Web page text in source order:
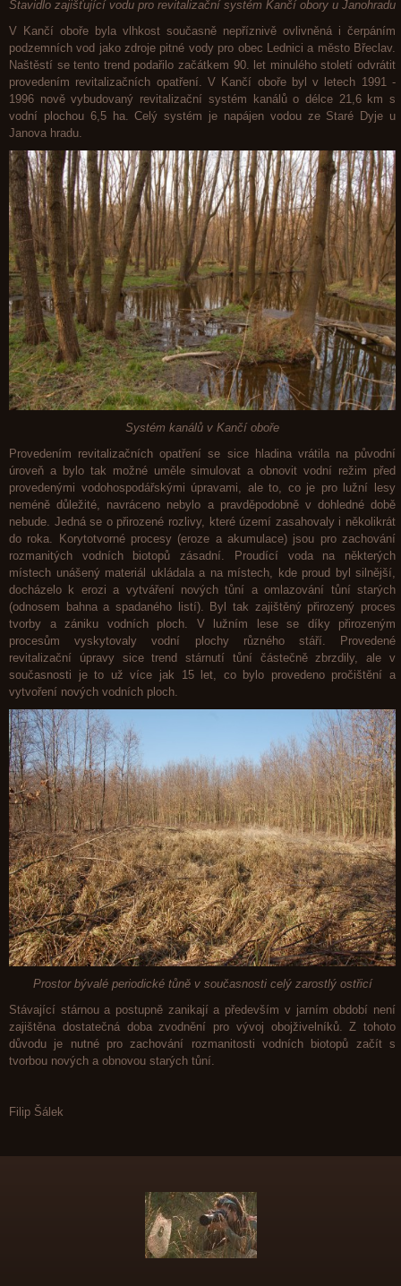
Stavidlo zajišťující vodu pro revitalizační systém Kančí obory u Janohradu
V Kančí oboře byla vlhkost současně nepříznivě ovlivněná i čerpáním
podzemních vod jako zdroje pitné vody pro obec Lednici a město Břeclav.
Naštěstí se tento trend podařilo začátkem 90. let minulého století odvrátit
provedením revitalizačních opatření. V Kančí oboře byl v letech 1991 -
1996 nově vybudovaný revitalizační systém kanálů o délce 21,6 km s
vodní plochou 6,5 ha. Celý systém je napájen vodou ze Staré Dyje u
Janova hradu.
Systém kanálů v Kančí oboře
Provedením revitalizačních opatření se sice hladina vrátila na původní
úroveň a bylo tak možné uměle simulovat a obnovit vodní režim před
provedenými vodohospodářskými úpravami, ale to, co je pro lužní lesy
neméně důležité, navráceno nebylo a pravděpodobně v dohledné době
nebude. Jedná se o přirozené rozlivy, které území zasahovaly i několikrát
do roka. Korytotvorné procesy (eroze a akumulace) jsou pro zachování
rozmanitých vodních biotopů zásadní. Proudící voda na některých
místech unášený materiál ukládala a na místech, kde proud byl silnější,
docházelo k erozi a vytváření nových tůní a omlazování tůní starých
(odnosem bahna a spadaného listí). Byl tak zajištěný přirozený proces
tvorby a zániku vodních ploch. V lužním lese se díky přirozeným
procesům vyskytovaly vodní plochy různého stáří. Provedené
revitalizační úpravy sice trend stárnutí tůní částečně zbrzdily, ale v
současnosti je to už více jak 15 let, co bylo provedeno pročištění a
vytvoření nových vodních ploch.
Prostor bývalé periodické tůně v současnosti celý zarostlý ostřicí
Stávající stárnou a postupně zanikají a především v jarním období není
zajištěna dostatečná doba zvodnění pro vývoj obojživelníků. Z tohoto
důvodu je nutné pro zachování rozmanitosti vodních biotopů začít s
tvorbou nových a obnovou starých tůní.
Filip Šálek